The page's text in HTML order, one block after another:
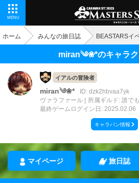
MENU
ホーム みんなの旅日誌 BEASTARS
miran༄❀*のキャラ
イアルの冒険者
miran༄❀* ID: dzk2hbvaa7yk
ヴァラファール
所属ギルド: 誰で
最終ゲームログイン日: 2025.02.06
キャラバン情報
マイページ 旅日誌